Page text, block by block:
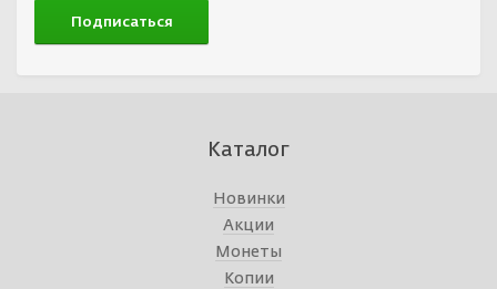
Каталог
Новинки
Акции
Монеты
Копии